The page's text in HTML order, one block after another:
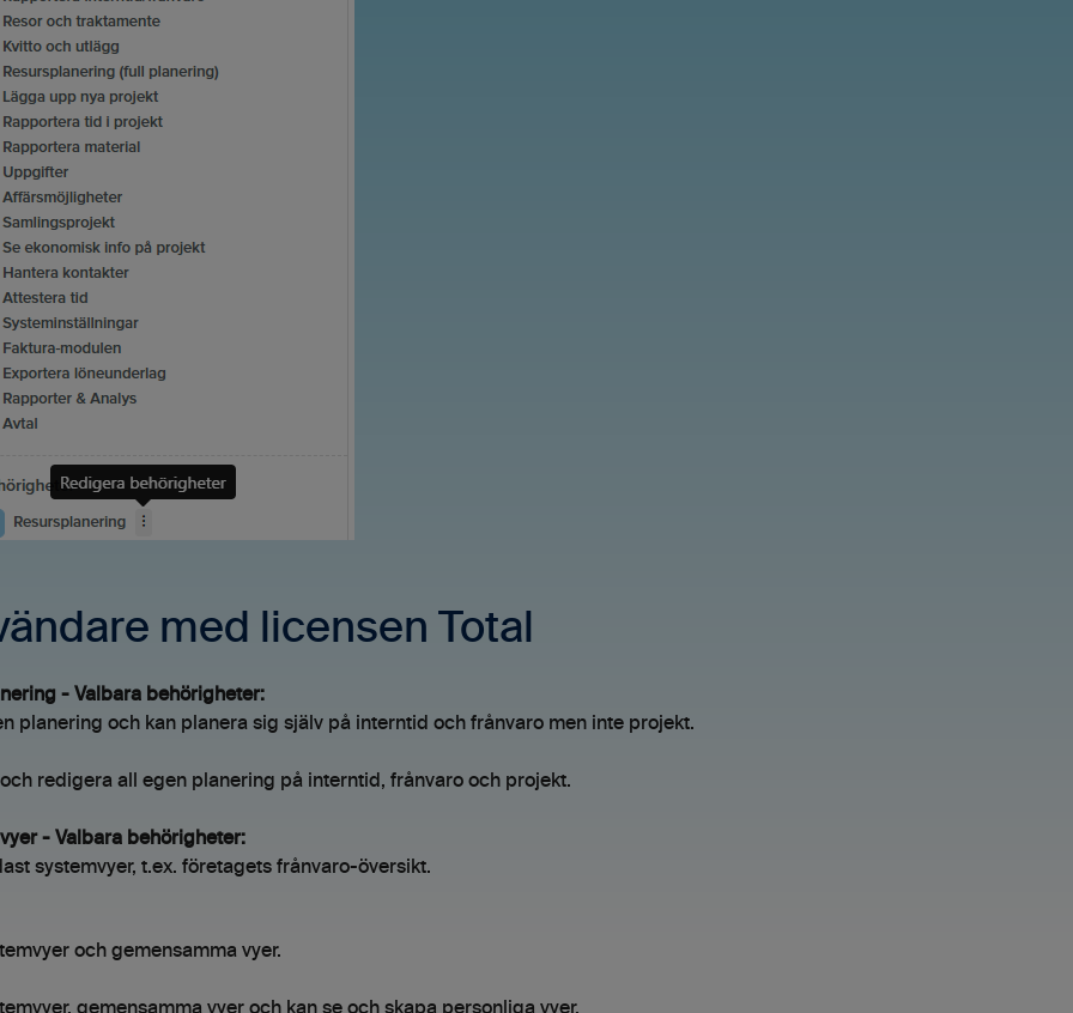
med licensen Total
- Valbara behörigheter:
planering och kan planera sig själv på interntid och frånvaro men inte projekt.
och redigera all egen planering på interntid, frånvaro och projekt.
- Valbara behörigheter:
systemvyer, t.ex. företagets frånvaro-översikt.
och gemensamma vyer.